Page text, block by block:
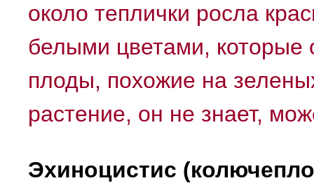
около теплички росла
белыми цветами, которые
плоды, похожие на
растение, он не знает,
Эхиноцистис